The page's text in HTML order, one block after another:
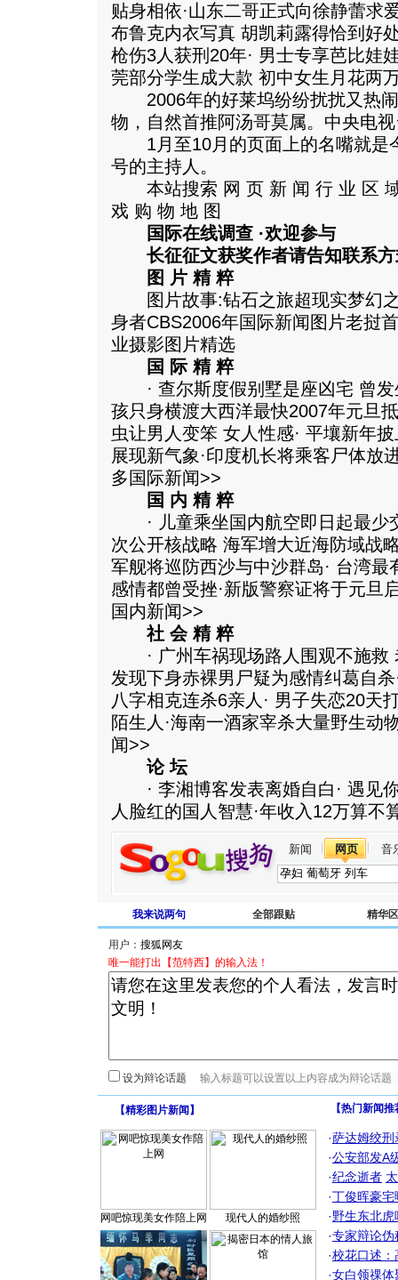
贴身相依·山东二哥正式向徐静蕾求
布鲁克内衣写真 胡凯莉露得恰到好
枪伤3人获刑20年· 男士专享芭比娃
莞部分学生成大款 初中女生月花两
2006年的好莱坞纷纷扰扰又热闹
物，自然首推阿汤哥莫属。中央电
1月至10月的页面上的名嘴就是
号的主持人。
本站搜索 网 页 新 闻 行 业 区
戏 购 物 地 图
国际在线调查 ·欢迎参与
长征征文获奖作者请告知联系
图 片 精 粹
图片故事:钻石之旅超现实梦幻之
身者CBS2006年国际新闻图片老挝
业摄影图片精选
国 际 精 粹
· 查尔斯度假别墅是座凶宅 曾发
孩只身横渡大西洋最快2007年元旦
虫让男人变笨 女人性感· 平壤新年
展现新气象·印度机长将乘客尸体放
多国际新闻>>
国 内 精 粹
· 儿童乘坐国内航空即日起最少
次公开核战略 海军增大近海防域战
军舰将巡防西沙与中沙群岛· 台湾
感情都曾受挫·新版警察证将于元旦
国内新闻>>
社 会 精 粹
· 广州车祸现场路人围观不施救
发现下身赤裸男尸疑为感情纠葛自
八字相克连杀6亲人· 男子失恋20天
陌生人·海南一酒家宰杀大量野生动
闻>>
论 坛
· 李湘博客发表离婚自白· 遇见
人脸红的国人智慧·年收入12万算不
新闻 网页 音
我来说两句 全部跟贴 精华区
用户：
唯一能打出【范特西】的输入法！
设为辩论话题
【精彩图片新闻 】
网吧惊现美女作陪上网 现代人的婚纱照
【热门新闻
·萨达姆绞刑
·公安部发A
·纪念逝者
·丁俊晖豪
·野生东北
·专家辩论伪
·校花口述：
·女白领祼体